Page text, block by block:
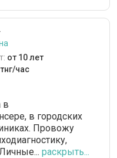
от 10 лет
час
в
в городских
Провожу
раскрыть...